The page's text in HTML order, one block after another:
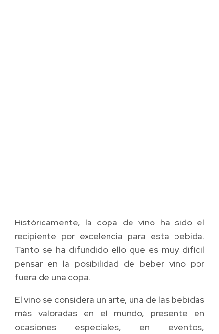
Históricamente, la copa de vino ha sido el
recipiente por excelencia para esta bebida.
Tanto se ha difundido ello que es muy difícil
pensar en la posibilidad de beber vino por
fuera de una copa.
El vino se considera un arte, una de las bebidas
más valoradas en el mundo, presente en
ocasiones especiales, en eventos,